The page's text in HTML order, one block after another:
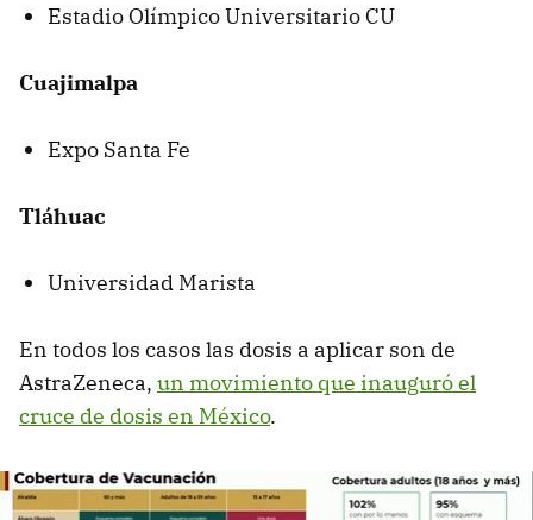
Estadio Olímpico Universitario CU
Cuajimalpa
Expo Santa Fe
Tláhuac
Universidad Marista
En todos los casos las dosis a aplicar son de
AstraZeneca, un movimiento que inauguró el
cruce de dosis en México.